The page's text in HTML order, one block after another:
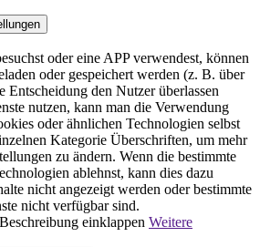
oder eine APP verwendest, können
oder gespeichert werden (z. B. über
den Nutzer überlassen
nutzen, kann man die Verwendung
oder ähnlichen Technologien selbst
Kategorie Überschriften, um mehr
zu ändern. Wenn die bestimmte
ablehnst, kann dies dazu
nicht angezeigt werden oder bestimmte
nicht verfügbar sind.
Beschreibung einklappen Weitere